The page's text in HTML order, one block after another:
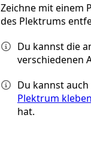
Zeichne mit einem
des Plektrums
Du kannst die
verschiedenen
Du kannst
Plektrum kleben
hat.